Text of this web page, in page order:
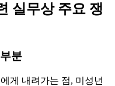
실무상 주요 쟁
분
게 내려가는 점, 미성년